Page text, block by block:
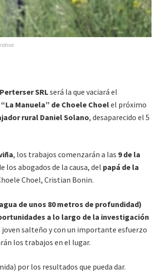
SRLserá la que vaciará el
Manuela” de Choele Choelel próximo
rural Daniel Solano, desaparecido el 5
, los trabajos comenzarán a las 9 de la
los abogados de la causa, del papá de la
Choel, Cristian Bonin.
de unos 80 metros de profundidad)
a lo largo de la investigación
salteño y con un importante esfuerzo
los trabajos en el lugar.
por los resultados que pueda dar.